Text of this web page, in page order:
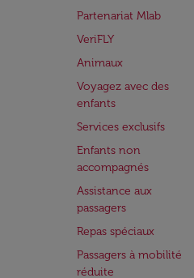
Partenariat Mlab
VeriFLY
Animaux
Voyagez avec des
enfants
Services exclusifs
Enfants non
accompagnés
Assistance aux
passagers
Repas spéciaux
Passagers à mobilité
réduite